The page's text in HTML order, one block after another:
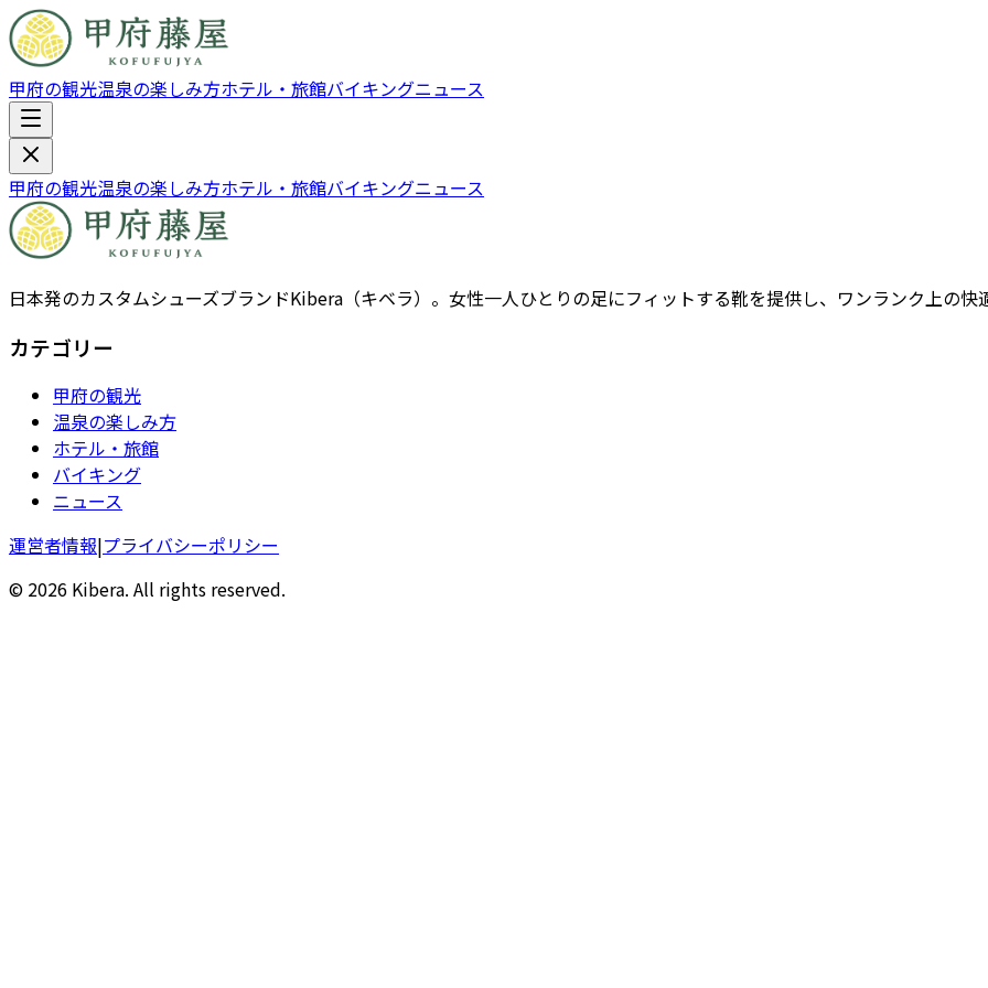
甲府の観光温泉の楽しみ方ホテル・旅館バイキングニュース
甲府の観光温泉の楽しみ方ホテル・旅館バイキングニュース
日本発のカスタムシューズブランドKibera（キベラ）。女性一人ひとりの足にフィットする靴を提供し、ワンランク上の快
カテゴリー
甲府の観光
温泉の楽しみ方
ホテル・旅館
バイキング
ニュース
運営者情報|プライバシーポリシー
© 2026 Kibera. All rights reserved.